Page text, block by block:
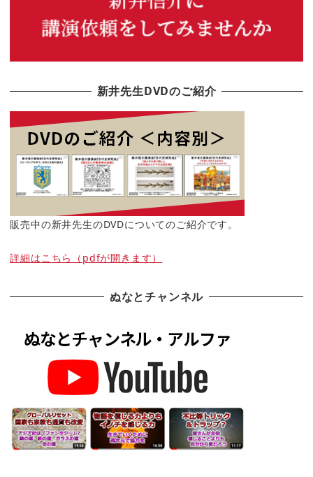
新井先生DVDのご紹介
販売中の新井先生のDVDについてのご紹介です。
詳細はこちら（pdfが開きます）
ぬなとチャンネル